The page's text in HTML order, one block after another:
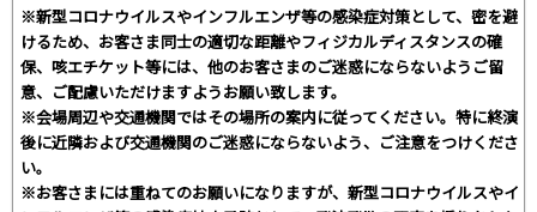
※新型コロナウイルスやインフルエンザ等の感染症対策として、密を避
けるため、お客さま同士の適切な距離やフィジカルディスタンスの確
保、咳エチケット等には、他のお客さまのご迷惑にならないようご留
意、ご配慮いただけますようお願い致します。
※会場周辺や交通機関ではその場所の案内に従ってください。特に終演
後に近隣および交通機関のご迷惑にならないよう、ご注意をつけくださ
い。
※お客さまには重ねてのお願いになりますが、新型コロナウイルスやイ